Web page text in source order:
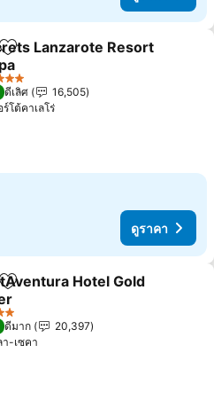
เพิ่มในรายการโปรด
Lanzarote Resort
ดีเลิศ
16,505
ร์โต้คาเลโร่
ดูราคา
เพิ่มในรายการโปรด
Hotel Gold
ดีมาก
20,397
า-เซคา